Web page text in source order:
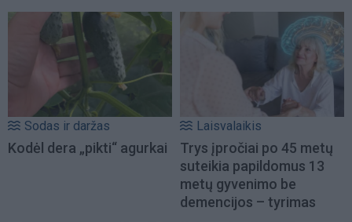
Sodas ir daržas
Kodėl dera „pikti“ agurkai
Laisvalaikis
Trys įpročiai po 45 metų
suteikia papildomus 13
metų gyvenimo be
demencijos – tyrimas